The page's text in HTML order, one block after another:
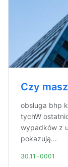
Czy
obsługa bhp
tychW
wypadków z
pokazują...
30.11.-0001